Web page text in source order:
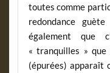
toutes comme
redondance
également que
« tranquilles »
(épurées) apparaît